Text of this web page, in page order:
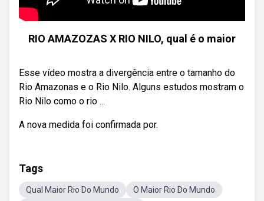
RIO AMAZOZAS X RIO NILO, qual é o maior
Esse vídeo mostra a divergência entre o tamanho do
Rio Amazonas e o Rio Nilo. Alguns estudos mostram o
Rio Nilo como o rio ...
A nova medida foi confirmada por.
Tags
Qual Maior Rio Do Mundo
O Maior Rio Do Mundo